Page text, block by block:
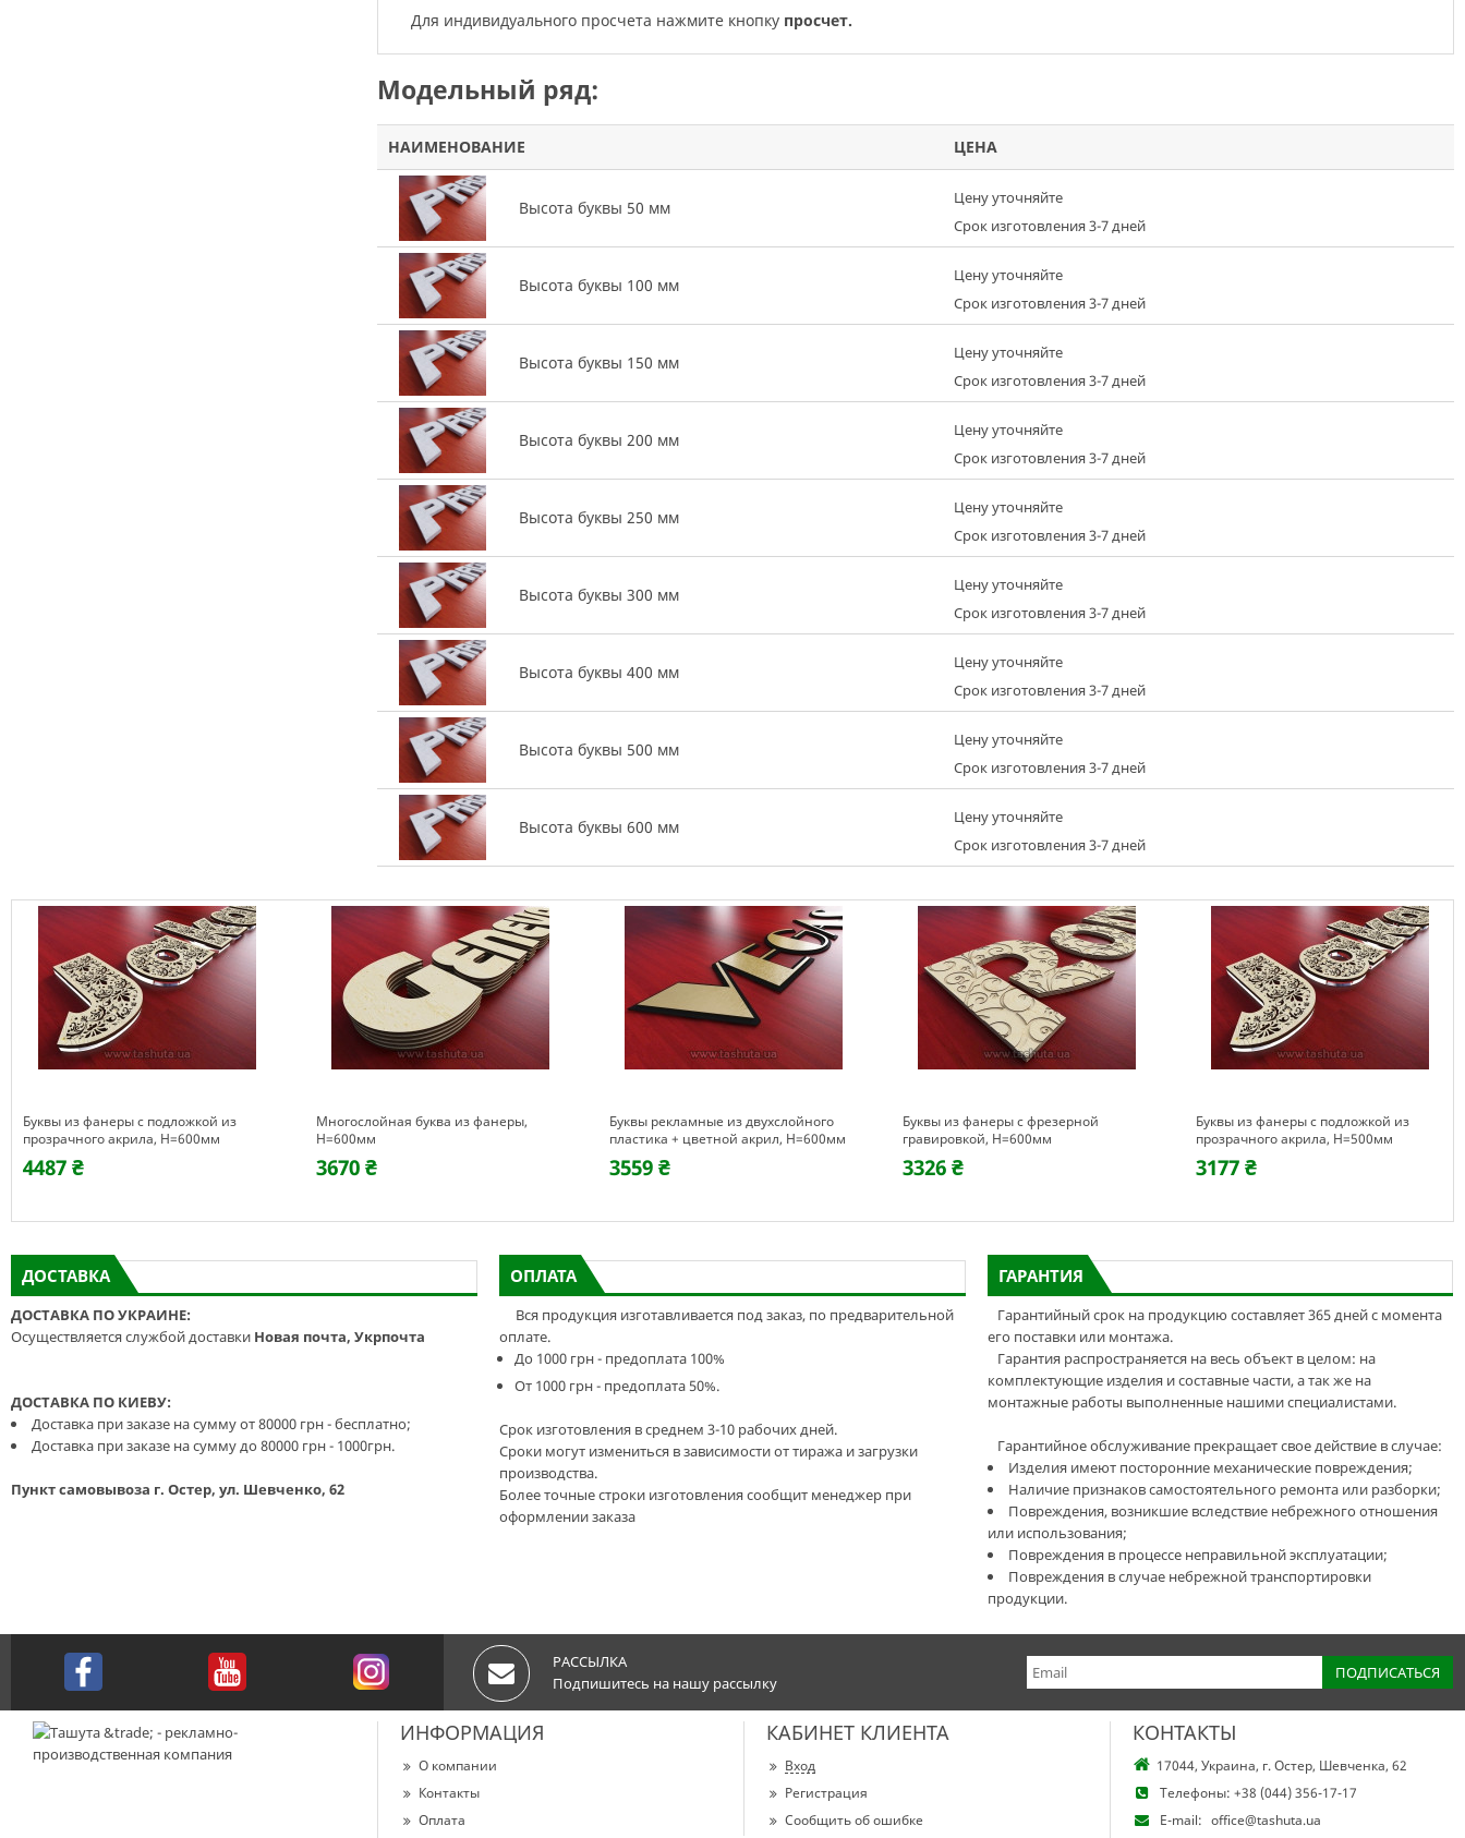
Для индивидуального просчета нажмите кнопку просчет.
Модельный ряд:
НАИМЕНОВАНИЕ ЦЕНА
Высота буквы 50 мм
Цену уточняйте
Срок изготовления 3-7 дней
Высота буквы 100 мм
Цену уточняйте
Срок изготовления 3-7 дней
Высота буквы 150 мм
Цену уточняйте
Срок изготовления 3-7 дней
Высота буквы 200 мм
Цену уточняйте
Срок изготовления 3-7 дней
Высота буквы 250 мм
Цену уточняйте
Срок изготовления 3-7 дней
Высота буквы 300 мм
Цену уточняйте
Срок изготовления 3-7 дней
Высота буквы 400 мм
Цену уточняйте
Срок изготовления 3-7 дней
Высота буквы 500 мм
Цену уточняйте
Срок изготовления 3-7 дней
Высота буквы 600 мм
Цену уточняйте
Срок изготовления 3-7 дней
Буквы из фанеры c подложкой из
прозрачного акрила, H=600мм
4487 ₴
Многослойная буква из фанеры,
H=600мм
3670 ₴
Буквы рекламные из двухслойного
пластика + цветной акрил, H=600мм
3559 ₴
Буквы из фанеры с фрезерной
гравировкой, H=600мм
3326 ₴
Буквы из фанеры c подложкой из
прозрачного акрила, H=500мм
3177 ₴
ДОСТАВКА
ДОСТАВКА ПО УКРАИНЕ:
Осуществляется службой доставки Новая почта, Укрпочта
ДОСТАВКА ПО КИЕВУ:
Доставка при заказе на сумму от 80000 грн - бесплатно;
Доставка при заказе на сумму до 80000 грн - 1000грн.
Пункт самовывоза г. Остер, ул. Шевченко, 62
ОПЛАТА
Вся продукция изготавливается под заказ, по предварительной
оплате.
До 1000 грн - предоплата 100%
От 1000 грн - предоплата 50%.
Срок изготовления в среднем 3-10 рабочих дней.
Сроки могут измениться в зависимости от тиража и загрузки
производства.
Более точные строки изготовления сообщит менеджер при
оформлении заказа
ГАРАНТИЯ
Гарантийный срок на продукцию составляет 365 дней с момента
его поставки или монтажа.
Гарантия распространяется на весь объект в целом: на
комплектующие изделия и составные части, а так же на
монтажные работы выполненные нашими специалистами.
Гарантийное обслуживание прекращает свое действие в случае:
Изделия имеют посторонние механические повреждения;
Наличие признаков самостоятельного ремонта или разборки;
Повреждения, возникшие вследствие небрежного отношения
или использования;
Повреждения в процессе неправильной эксплуатации;
Повреждения в случае небрежной транспортировки
продукции.
РАССЫЛКА
Подпишитесь на нашу рассылку
ИНФОРМАЦИЯ
О компании
Контакты
Оплата
КАБИНЕТ КЛИЕНТА
Вход
Регистрация
Сообщить об ошибке
КОНТАКТЫ
17044, Украина, г. Остер, Шевченка, 62
Телефоны: +38 (044) 356-17-17
E-mail: office@tashuta.ua